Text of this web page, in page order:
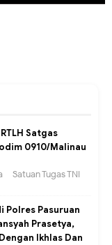
Satgas
0910/Malinau
Satuan Tugas TNI
Polres Pasuruan
Prasetya,
Ikhlas Dan